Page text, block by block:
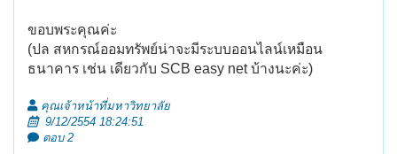
ขอบพระคุณค่ะ
(ปล สหกรณ์ออมทรัพย์น่าจะมีระบบออนไลน์เหมือน
ธนาคาร เช่น เดียวกับ SCB easy net บ้างนะค่ะ)
คุณเจ้าหน้าที่มหาวิทยาลัย
9/12/2554 18:24:51
ตอบ 2